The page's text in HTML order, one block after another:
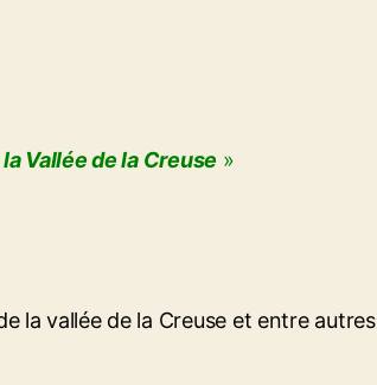
Vallée de la Creuse »
la vallée de la Creuse et entre autres